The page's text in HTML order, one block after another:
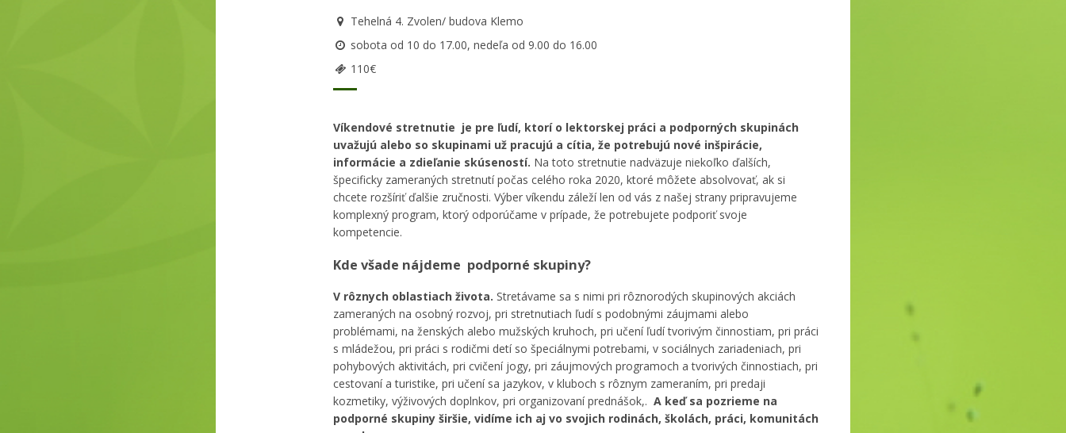
Tehelná 4. Zvolen/ budova Klemo
sobota od 10 do 17.00, nedeľa od 9.00 do 16.00
110€
Víkendové stretnutie je pre ľudí, ktorí o lektorskej práci a podporných skupinách
uvažujú alebo so skupinami už pracujú a cítia, že potrebujú nové inšpirácie,
informácie a zdieľanie skúseností. Na toto stretnutie nadväzuje niekoľko ďalších,
špecificky zameraných stretnutí počas celého roka 2020, ktoré môžete absolvovať, ak si
chcete rozšíriť ďalšie zručnosti. Výber víkendu záleží len od vás z našej strany pripravujeme
komplexný program, ktorý odporúčame v prípade, že potrebujete podporiť svoje
kompetencie.
Kde všade nájdeme podporné skupiny?
V rôznych oblastiach života. Stretávame sa s nimi pri rôznorodých skupinových akciách
zameraných na osobný rozvoj, pri stretnutiach ľudí s podobnými záujmami alebo
problémami, na ženských alebo mužských kruhoch, pri učení ľudí tvorivým činnostiam, pri práci
s mládežou, pri práci s rodičmi detí so špeciálnymi potrebami, v sociálnych zariadeniach, pri
pohybových aktivitách, pri cvičení jogy, pri záujmových programoch a tvorivých činnostiach, pri
cestovaní a turistike, pri učení sa jazykov, v kluboch s rôznym zameraním, pri predaji
kozmetiky, výživových doplnkov, pri organizovaní prednášok,. A keď sa pozrieme na
podporné skupiny širšie, vidíme ich aj vo svojich rodinách, školách, práci, komunitách